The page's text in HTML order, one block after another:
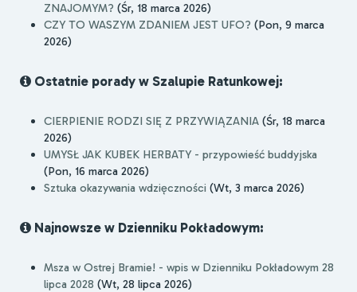
ZNAJOMYM? (Śr, 18 marca 2026)
CZY TO WASZYM ZDANIEM JEST UFO? (Pon, 9 marca
2026)
Ostatnie porady w Szalupie Ratunkowej:
CIERPIENIE RODZI SIĘ Z PRZYWIĄZANIA (Śr, 18 marca
2026)
UMYSŁ JAK KUBEK HERBATY - przypowieść buddyjska
(Pon, 16 marca 2026)
Sztuka okazywania wdzięczności (Wt, 3 marca 2026)
Najnowsze w Dzienniku Pokładowym:
Msza w Ostrej Bramie! - wpis w Dzienniku Pokładowym 28
lipca 2028 (Wt, 28 lipca 2026)